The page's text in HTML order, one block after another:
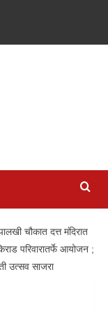
चौकात दत्त मंदिरात
परिवारातर्फे आयोजन ;
उत्सव साजरा